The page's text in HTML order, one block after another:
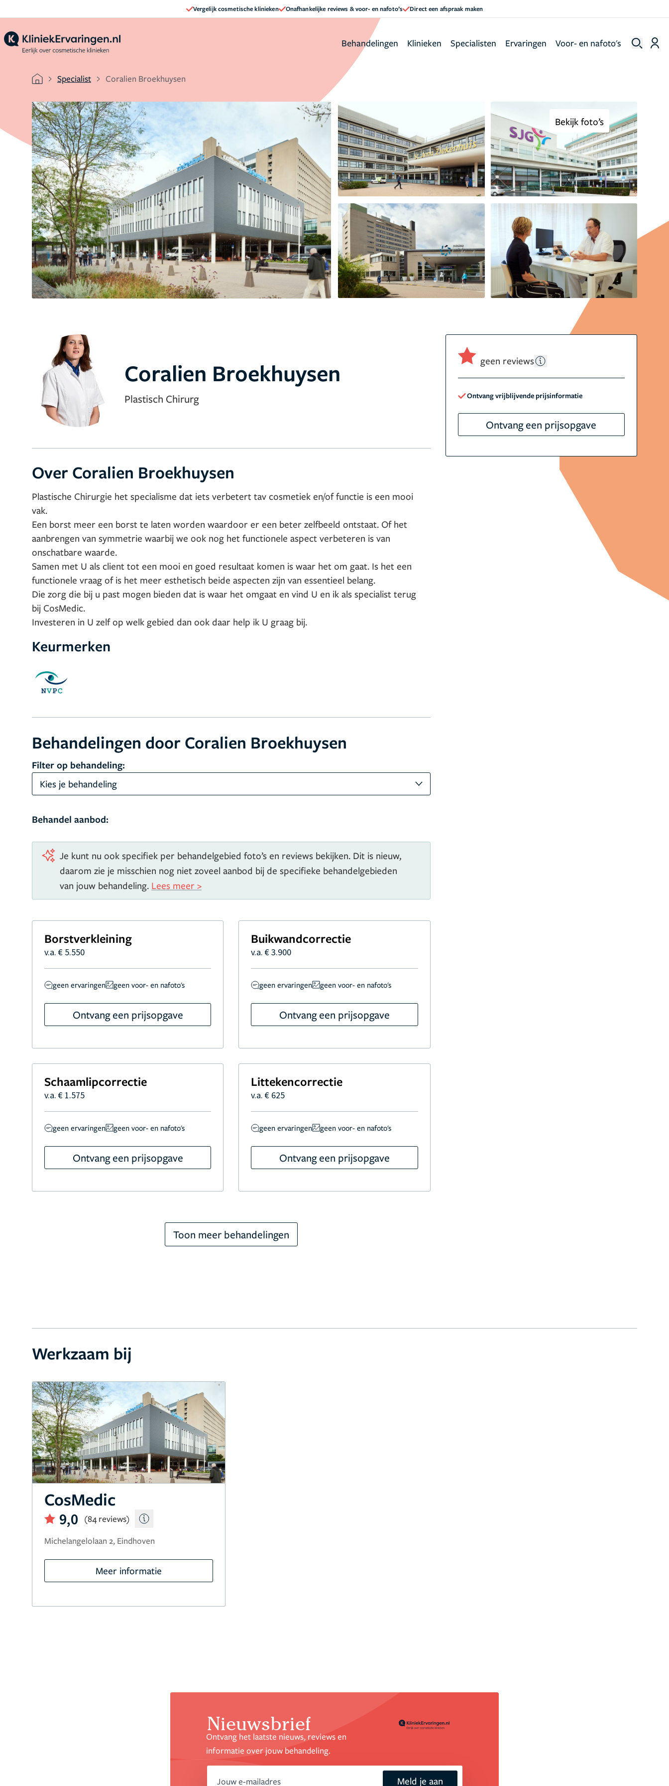
Vergelijk cosmetische klinieken Onafhankelijke reviews & voor- en nafoto’s Direct een afspraak maken
Behandelingen Klinieken Specialisten Ervaringen Voor- en nafoto's
Specialist Coralien Broekhuysen
Bekijk foto’s
Coralien Broekhuysen
Plastisch Chirurg
geen reviews
Ontvang vrijblijvende prijsinformatie
Ontvang een prijsopgave
Over Coralien Broekhuysen
Plastische Chirurgie het specialisme dat iets verbetert tav cosmetiek en/of functie is een mooi
vak.
Een borst meer een borst te laten worden waardoor er een beter zelfbeeld ontstaat. Of het
aanbrengen van symmetrie waarbij we ook nog het functionele aspect verbeteren is van
onschatbare waarde.
Samen met U als client tot een mooi en goed resultaat komen is waar het om gaat. Is het een
functionele vraag of is het meer esthetisch beide aspecten zijn van essentieel belang.
Die zorg die bij u past mogen bieden dat is waar het omgaat en vind U en ik als specialist terug
bij CosMedic.
Investeren in U zelf op welk gebied dan ook daar help ik U graag bij.
Keurmerken
Behandelingen door Coralien Broekhuysen
Filter op behandeling:
Kies je behandeling
Behandel aanbod:
Je kunt nu ook specifiek per behandelgebied foto’s en reviews bekijken. Dit is nieuw,
daarom zie je misschien nog niet zoveel aanbod bij de specifieke behandelgebieden
van jouw behandeling. Lees meer >
Borstverkleining
v.a. € 5.550
geen ervaringen geen voor- en nafoto's
Ontvang een prijsopgave
Buikwandcorrectie
v.a. € 3.900
geen ervaringen geen voor- en nafoto's
Ontvang een prijsopgave
Schaamlipcorrectie
v.a. € 1.575
geen ervaringen geen voor- en nafoto's
Ontvang een prijsopgave
Littekencorrectie
v.a. € 625
geen ervaringen geen voor- en nafoto's
Ontvang een prijsopgave
Toon meer behandelingen
Werkzaam bij
CosMedic
9,0
(84 reviews)
Michelangelolaan 2, Eindhoven
Meer informatie
Nieuwsbrief
Ontvang het laatste nieuws, reviews en
informatie over jouw behandeling.
Meld je aan